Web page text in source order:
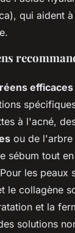
qui aident
efficaces
à l'acné,
ou de l'arbre
sébum tout
les peaux
le collagène
et la
solutions